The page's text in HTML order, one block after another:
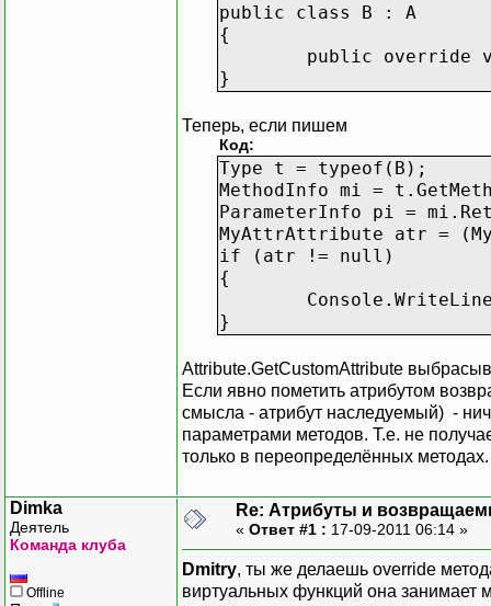
public class B : A
{
public override
}
Теперь, если пишем
Код:
Type t = typeof(B);
MethodInfo mi =
ParameterInfo pi =
MyAttrAttribute atr =
if (atr != null)
{
}
Attribute.GetCustomAttribute
Если явно пометить атрибутом
смысла - атрибут наследуемый) -
параметрами методов. Т.е. не
только в переопределённых методах.
Dimka
Деятель
Команда клуба
Offline
Re: Атрибуты и
« Ответ #1 : 17-09-2011 06:14 »
Dmitry, ты же делаешь override
виртуальных функций она занимает